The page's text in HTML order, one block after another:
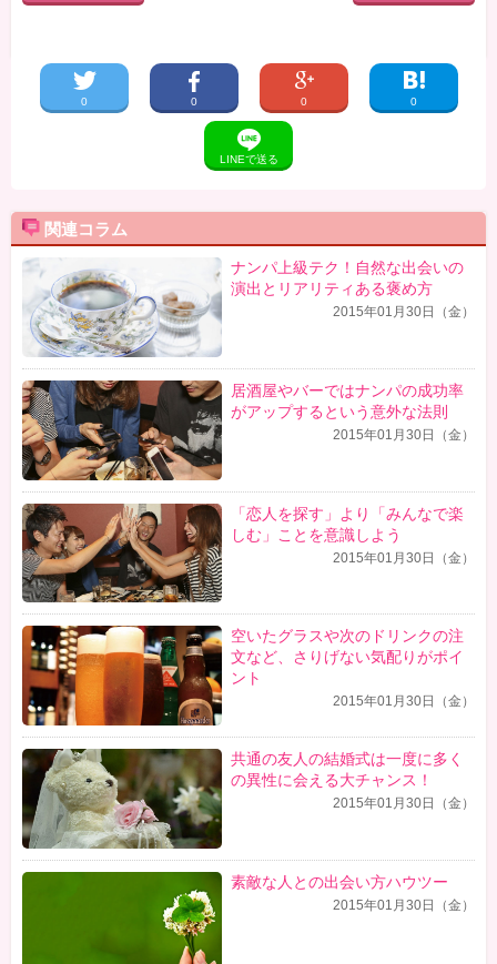
0 0 0 0
LINEで送る
関連コラム
ナンパ上級テク！自然な出会いの
演出とリアリティある褒め方
2015年01月30日（金）
居酒屋やバーではナンパの成功率
がアップするという意外な法則
2015年01月30日（金）
「恋人を探す」より「みんなで楽
しむ」ことを意識しよう
2015年01月30日（金）
空いたグラスや次のドリンクの注
文など、さりげない気配りがポイ
ント
2015年01月30日（金）
共通の友人の結婚式は一度に多く
の異性に会える大チャンス！
2015年01月30日（金）
素敵な人との出会い方ハウツー
2015年01月30日（金）